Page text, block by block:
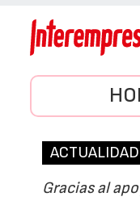
ACTUALIDAD
Gracias al